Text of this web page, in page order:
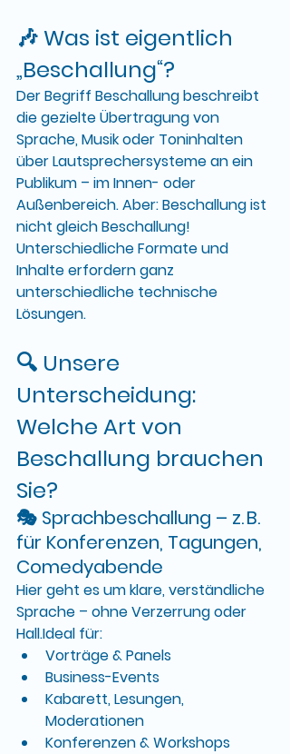
🎶 Was ist eigentlich
„Beschallung“?
Der Begriff Beschallung beschreibt
die gezielte Übertragung von
Sprache, Musik oder Toninhalten
über Lautsprechersysteme an ein
Publikum – im Innen- oder
Außenbereich. Aber: Beschallung ist
nicht gleich Beschallung!
Unterschiedliche Formate und
Inhalte erfordern ganz
unterschiedliche technische
Lösungen.
🔍 Unsere
Unterscheidung:
Welche Art von
Beschallung brauchen
Sie?
🎭 Sprachbeschallung – z. B.
für Konferenzen, Tagungen,
Comedyabende
Hier geht es um klare, verständliche
Sprache – ohne Verzerrung oder
Hall.Ideal für:
Vorträge & Panels
Business-Events
Kabarett, Lesungen,
Moderationen
Konferenzen & Workshops